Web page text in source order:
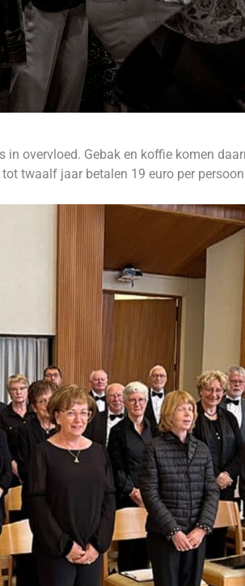
overvloed. Gebak en koffie komen
twaalf jaar betalen 19 euro per